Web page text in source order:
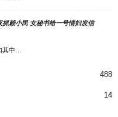
抓赖小民 女秘书给一号情妇发信
其中…
488
14